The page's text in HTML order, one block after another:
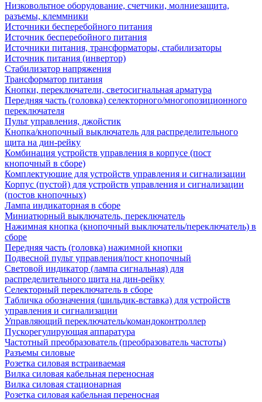
Низковольтное оборудование, счетчики, молниезащита,
разъемы, клеммники
Источники бесперебойного питания
Источник бесперебойного питания
Источники питания, трансформаторы, стабилизаторы
Источник питания (инвертор)
Стабилизатор напряжения
Трансформатор питания
Кнопки, переключатели, светосигнальная арматура
Передняя часть (головка) селекторного/многопозиционного
переключателя
Пульт управления, джойстик
Кнопка/кнопочный выключатель для распределительного
щита на дин-рейку
Комбинация устройств управления в корпусе (пост
кнопочный в сборе)
Комплектующие для устройств управления и сигнализации
Корпус (пустой) для устройств управления и сигнализации
(постов кнопочных)
Лампа индикаторная в сборе
Миниатюрный выключатель, переключатель
Нажимная кнопка (кнопочный выключатель/переключатель) в
сборе
Передняя часть (головка) нажимной кнопки
Подвесной пульт управления/пост кнопочный
Световой индикатор (лампа сигнальная) для
распределительного щита на дин-рейку
Селекторный переключатель в сборе
Табличка обозначения (шильдик-вставка) для устройств
управления и сигнализации
Управляющий переключатель/командоконтроллер
Пускорегулирующая аппаратура
Частотный преобразователь (преобразователь частоты)
Разъемы силовые
Розетка силовая встраиваемая
Вилка силовая кабельная переносная
Вилка силовая стационарная
Розетка силовая кабельная переносная